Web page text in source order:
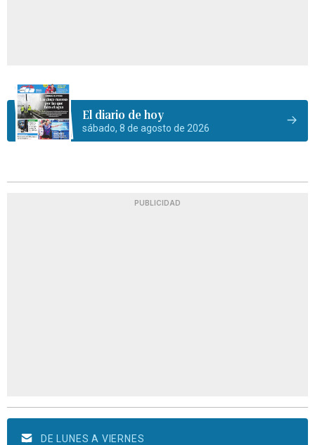
El diario de hoy
sábado, 8 de agosto de 2026
PUBLICIDAD
DE LUNES A VIERNES